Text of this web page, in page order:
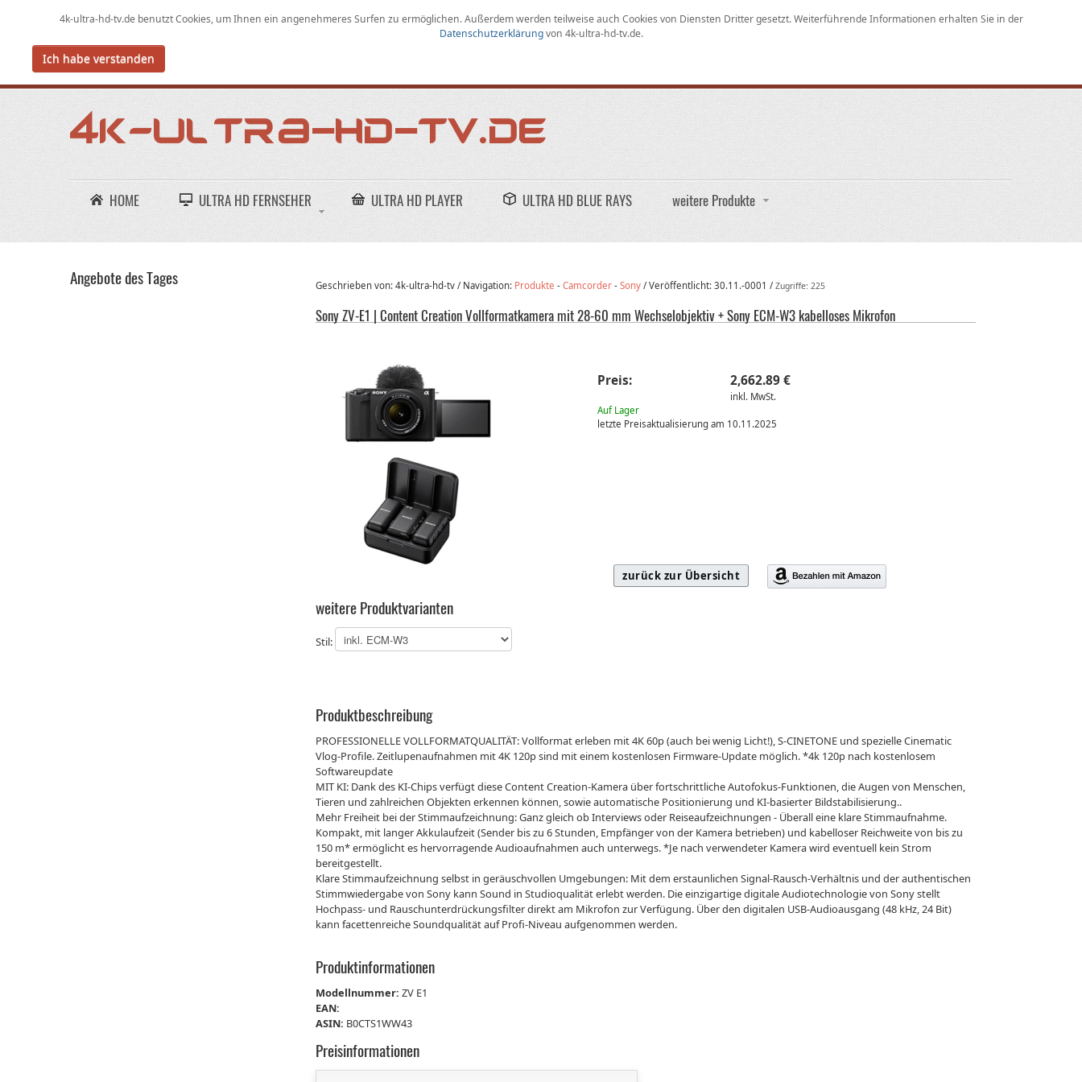
4k-ultra-hd-tv.de benutzt Cookies, umIhnen ein angenehmeres Surfen zu ermöglichen.Außerdem werden teilweise auch Cookies von Diensten Dritter gesetzt. Weiterführende Informationen erhalten Sie in der
Datenschutzerklärungvon 4k-ultra-hd-tv.de.
Ich habe verstanden
HOME ULTRA HD FERNSEHER ULTRA HD PLAYER ULTRA HD BLUE RAYS weitere Produkte
Geschrieben von: 4k-ultra-hd-tv / Navigation: Produkte -Camcorder -Sony / Veröffentlicht:30.11.-0001 / Zugriffe: 225
Sony ZV-E1 | Content Creation Vollformatkamera mit 28-60 mm Wechselobjektiv + Sony ECM-W3 kabelloses Mikrofon
Preis: 2,662.89 €
inkl. MwSt.
Auf Lager
letzte Preisaktualisierung am 10.11.2025
zurück zur Übersicht
weitere Produktvarianten
Stil:
Produktbeschreibung
PROFESSIONELLE VOLLFORMATQUALITÄT: Vollformat erleben mit 4K 60p (auch bei wenig Licht!), S-CINETONE und spezielle Cinematic
Vlog-Profile. Zeitlupenaufnahmen mit 4K 120p sind mit einem kostenlosen Firmware-Update möglich. *4k 120p nach kostenlosem
Softwareupdate
MIT KI: Dank des KI-Chips verfügt diese Content Creation-Kamera über fortschrittliche Autofokus-Funktionen, die Augen von Menschen,
Tieren und zahlreichen Objekten erkennen können, sowie automatische Positionierung und KI-basierter Bildstabilisierung..
Mehr Freiheit bei der Stimmaufzeichnung: Ganz gleich ob Interviews oder Reiseaufzeichnungen - Überall eine klare Stimmaufnahme.
Kompakt, mit langer Akkulaufzeit (Sender bis zu 6 Stunden, Empfänger von der Kamera betrieben) und kabelloser Reichweite von bis zu
150 m* ermöglicht es hervorragende Audioaufnahmen auch unterwegs. *Je nach verwendeter Kamera wird eventuell kein Strom
bereitgestellt.
Klare Stimmaufzeichnung selbst in geräuschvollen Umgebungen: Mit dem erstaunlichen Signal-Rausch-Verhältnis und der authentischen
Stimmwiedergabe von Sony kann Sound in Studioqualität erlebt werden. Die einzigartige digitale Audiotechnologie von Sony stellt
Hochpass- und Rauschunterdrückungsfilter direkt am Mikrofon zur Verfügung. Über den digitalen USB-Audioausgang (48 kHz, 24 Bit)
kann facettenreiche Soundqualität auf Profi-Niveau aufgenommen werden.
Produktinformationen
Modellnummer:ZV E1
EAN:
ASIN: B0CTS1WW43
Preisinformationen
Angebote des Tages